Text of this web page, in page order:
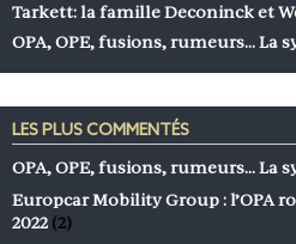
Tarkett: la famille Deconinck et
OPA, OPE, fusions, rumeurs… La
LES PLUS COMMENTÉS
OPA, OPE, fusions, rumeurs… La
Europcar Mobility Group : l’OPA
2022 (2)